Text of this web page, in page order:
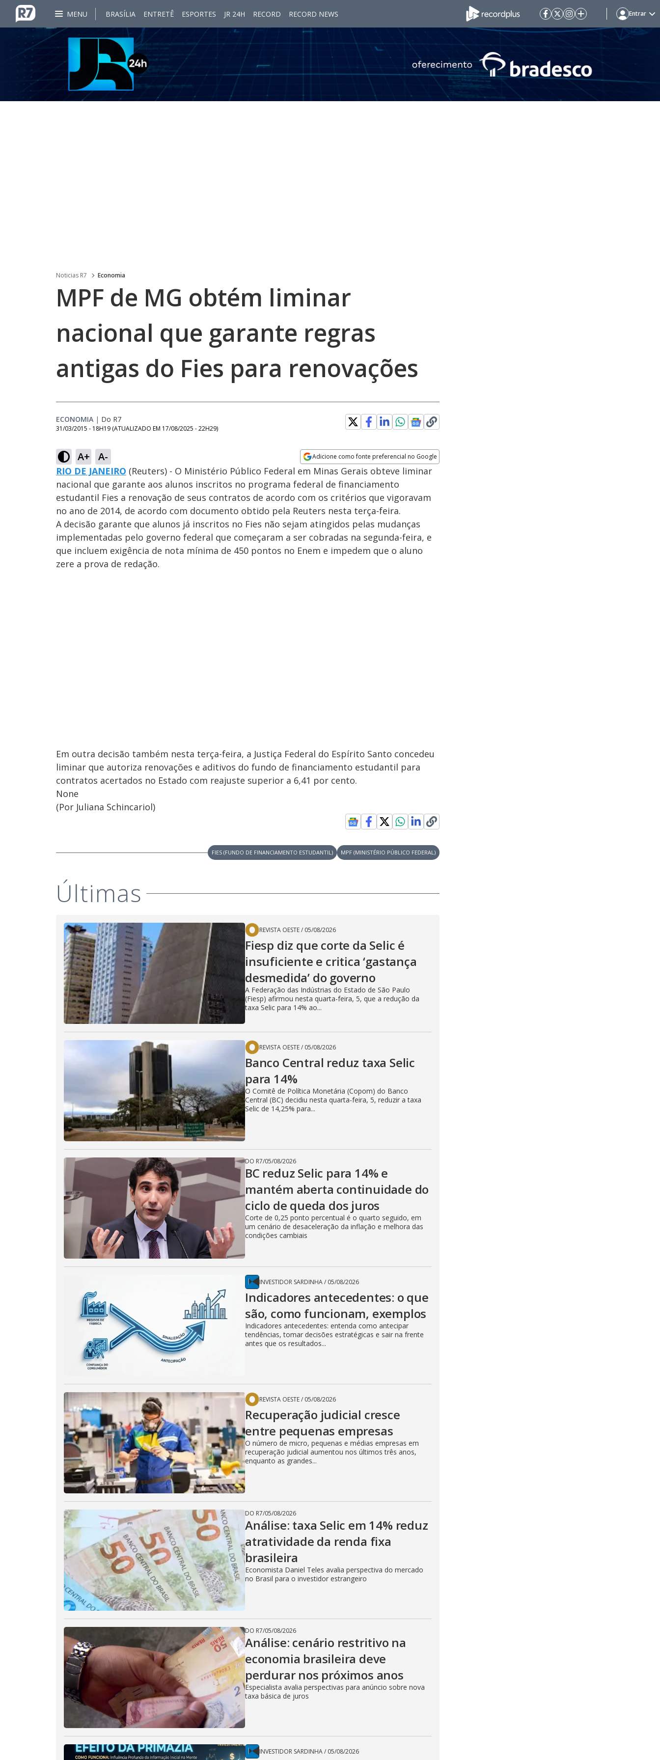
MENU BRASÍLIA ENTRETÊ ESPORTES JR 24H RECORD RECORD NEWS Entrar
Noticias R7 Economia
MPF de MG obtém liminar
nacional que garante regras
antigas do Fies para renovações
ECONOMIA | Do R7
31/03/2015 - 18H19 (ATUALIZADO EM 17/08/2025 - 22H29)
A+ A- Adicione como fonte preferencial no Google
Opens in new window
RIO DE JANEIRO (Reuters) - O Ministério Público Federal em Minas Gerais obteve liminar
nacional que garante aos alunos inscritos no programa federal de financiamento
estudantil Fies a renovação de seus contratos de acordo com os critérios que vigoravam
no ano de 2014, de acordo com documento obtido pela Reuters nesta terça-feira.
A decisão garante que alunos já inscritos no Fies não sejam atingidos pelas mudanças
implementadas pelo governo federal que começaram a ser cobradas na segunda-feira, e
que incluem exigência de nota mínima de 450 pontos no Enem e impedem que o aluno
zere a prova de redação.
Em outra decisão também nesta terça-feira, a Justiça Federal do Espírito Santo concedeu
liminar que autoriza renovações e aditivos do fundo de financiamento estudantil para
contratos acertados no Estado com reajuste superior a 6,41 por cento.
None
(Por Juliana Schincariol)
FIES (FUNDO DE FINANCIAMENTO ESTUDANTIL) MPF (MINISTÉRIO PÚBLICO FEDERAL)
Últimas
REVISTA OESTE/ 05/08/2026
Fiesp diz que corte da Selic é
insuficiente e critica ‘gastança
desmedida’ do governo
A Federação das Indústrias do Estado de São Paulo
(Fiesp) afirmou nesta quarta-feira, 5, que a redução da
taxa Selic para 14% ao...
REVISTA OESTE/ 05/08/2026
Banco Central reduz taxa Selic
para 14%
O Comitê de Política Monetária (Copom) do Banco
Central (BC) decidiu nesta quarta-feira, 5, reduzir a taxa
Selic de 14,25% para...
DO R7/05/08/2026
BC reduz Selic para 14% e
mantém aberta continuidade do
ciclo de queda dos juros
Corte de 0,25 ponto percentual é o quarto seguido, em
um cenário de desaceleração da inflação e melhora das
condições cambiais
INVESTIDOR SARDINHA/ 05/08/2026
Indicadores antecedentes: o que
são, como funcionam, exemplos
Indicadores antecedentes: entenda como antecipar
tendências, tomar decisões estratégicas e sair na frente
antes que os resultados...
REVISTA OESTE/ 05/08/2026
Recuperação judicial cresce
entre pequenas empresas
O número de micro, pequenas e médias empresas em
recuperação judicial aumentou nos últimos três anos,
enquanto as grandes...
DO R7/05/08/2026
Análise: taxa Selic em 14% reduz
atratividade da renda fixa
brasileira
Economista Daniel Teles avalia perspectiva do mercado
no Brasil para o investidor estrangeiro
DO R7/05/08/2026
Análise: cenário restritivo na
economia brasileira deve
perdurar nos próximos anos
Especialista avalia perspectivas para anúncio sobre nova
taxa básica de juros
INVESTIDOR SARDINHA/ 05/08/2026